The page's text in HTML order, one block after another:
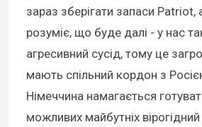
зараз зберігати запаси Patriot,
розуміє, що буде далі - у нас
агресивний сусід, тому це
мають спільний кордон з
Німеччина намагається
можливих майбутніх